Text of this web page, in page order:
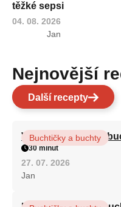
těžké sepsi
04. 08. 2026
Jan
Nejnovější
Další recepty
Vláčná olejová litá
Buchtičky a buchty
30 minut
27. 07. 2026
Jan